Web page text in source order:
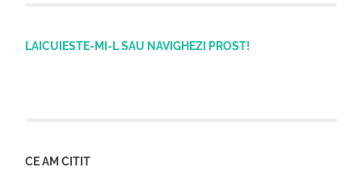
LAICUIESTE-MI-L SAU NAVIGHEZI PROST!
CE AM CITIT